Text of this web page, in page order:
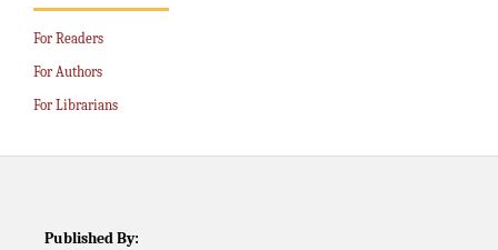
For Readers
For Authors
For Librarians
Published By: